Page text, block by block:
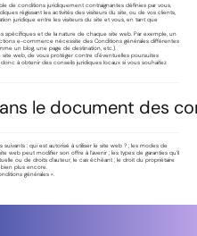
de conditions juridiquement contraignantes définies par vous,
régissant les activités des visiteurs du site, ou de vos clients,
juridique entre les visiteurs du site et vous, en tant que
spécifiques et de la nature de chaque site web. Par exemple, un
e-commerce nécessite des Conditions générales différentes
un blog, une page de destination, etc.).
web, de vous protéger contre d'éventuelles poursuites
à obtenir des conseils juridiques locaux si vous souhaitez
le document des
: qui est autorisé à utiliser le site web ? ; les modes de
web peut modifier son offre à l’avenir ; les types de garanties qu’il
ou de droits d’auteur, le cas échéant ; le droit du propriétaire
plus encore.
générales ».